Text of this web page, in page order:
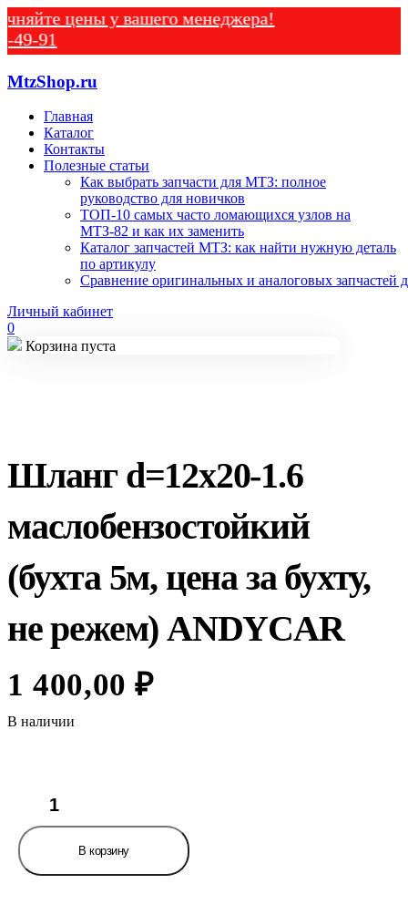
цены у вашего менеджера!
MtzShop.ru
Главная
Каталог
Контакты
Полезные статьи
Как выбрать запчасти для МТЗ: полное
руководство для новичков
ТОП-10 самых часто ломающихся узлов на
МТЗ-82 и как их заменить
Каталог запчастей МТЗ: как найти нужную деталь
по артикулу
Сравнение оригинальных и аналоговых
Личный кабинет
0
Корзина пуста
Шланг d=12х20-1.6
маслобензостойкий
(бухта 5м, цена за бухту,
не режем) ANDYCAR
1 400,00₽
В наличии
Шланг
d=12х20-
1.6
маслобензостойкий
В корзину